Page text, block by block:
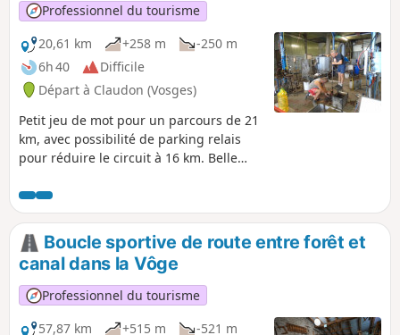
Professionnel du tourisme
20,61 km
+258 m
-250 m
6h 40
Difficile
Départ à Claudon (Vosges)
Petit jeu de mot pour un parcours de 21
km, avec possibilité de parking relais
pour réduire le circuit à 16 km. Belle
d'hébergement au camping la clairière
du Verbamont, visite des verriers au
travail dans la plus ancienne verrerie
d'art de France, possibilité de
restauration au départ et à mi-chemin.
Boucle sportive de route entre forêt et
canal dans la Vôge
Professionnel du tourisme
57,87 km
+515 m -521 m